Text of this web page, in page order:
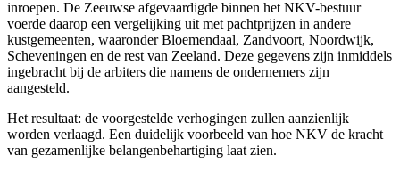
inroepen. De Zeeuwse afgevaardigde binnen het NKV-bestuur
voerde daarop een vergelijking uit met pachtprijzen in andere
kustgemeenten, waaronder Bloemendaal, Zandvoort, Noordwijk,
Scheveningen en de rest van Zeeland. Deze gegevens zijn inmiddels
ingebracht bij de arbiters die namens de ondernemers zijn
aangesteld.
Het resultaat: de voorgestelde verhogingen zullen aanzienlijk
worden verlaagd. Een duidelijk voorbeeld van hoe NKV de kracht
van gezamenlijke belangenbehartiging laat zien.